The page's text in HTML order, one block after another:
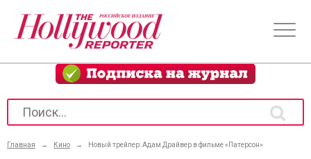
Главная → Кино → Новый трейлер: Адам Драйвер в фильме «Патерсон»